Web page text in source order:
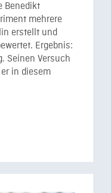
Benedikt
mehrere
erstellt und
Ergebnis:
Seinen Versuch
in diesem